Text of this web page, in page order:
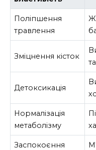
Поліпшення
травлення
Зміцнення кісток
Детоксикація
Нормалізація
метаболізму
Заспокоєння